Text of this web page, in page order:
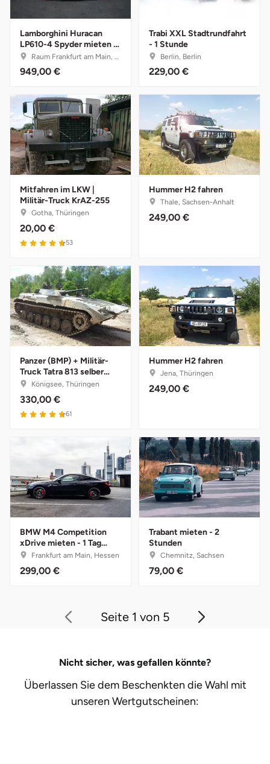
Lamborghini Huracan
LP610-4 Spyder mieten -
1 TagRaum Frankfurt am Main, Hessen
949,00 €
Trabi XXL Stadtrundfahrt
- 1 Stunde
Berlin, Berlin
229,00 €
Mitfahren im LKW |
Militär-Truck KrAZ-255
Gotha, Thüringen
20,00 €
53
Hummer H2 fahren
Thale, Sachsen-Anhalt
249,00 €
Panzer (BMP) + Militär-
Truck Tatra 813 selber
fahrenKönigsee, Thüringen
330,00 €
61
Hummer H2 fahren
Jena, Thüringen
249,00 €
BMW M4 Competition
xDrive mieten - 1 Tag
(Mo.-Do.)
Frankfurt am Main, Hessen
299,00 €
Trabant mieten - 2
Stunden
Chemnitz, Sachsen
79,00 €
Seite 1 von 5
Nicht sicher, was gefallen könnte?
Überlassen Sie dem Beschenkten die Wahl mit
unseren Wertgutscheinen:
Usedom
Villingen Schwenningen
Vorpommern-Greifswald
Weimar
Wertach
Witten
Würzburg
Zweibrücken